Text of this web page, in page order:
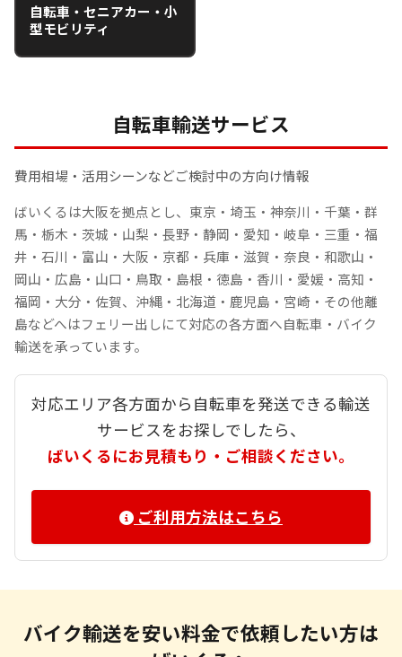
自転車・セニアカー・小
型モビリティ
自転車輸送サービス
費用相場・活用シーンなどご検討中の方向け情報
ばいくるは大阪を拠点とし、東京・埼玉・神奈川・千葉・群
馬・栃木・茨城・山梨・長野・静岡・愛知・岐阜・三重・福
井・石川・富山・大阪・京都・兵庫・滋賀・奈良・和歌山・
岡山・広島・山口・鳥取・島根・徳島・香川・愛媛・高知・
福岡・大分・佐賀、沖縄・北海道・鹿児島・宮崎・その他離
島などへはフェリー出しにて対応の各方面へ自転車・バイク
輸送を承っています。
対応エリア各方面から自転車を発送できる輸送
サービスをお探しでしたら、
ばいくるにお見積もり・ご相談ください。
ご利用方法はこちら
バイク輸送を安い料金で依頼したい方は